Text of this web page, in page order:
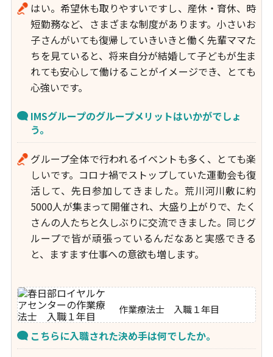
はい。希望休も取りやすいですし、産休・育休、時
短勤務など、さまざまな制度があります。小さいお
子さんがいても復帰していきいきと働く先輩ママた
ちを見ていると、将来自分が結婚して子どもが生ま
れても安心して働けることがイメージでき、とても
心強いです。
IMSグループのグループメリットはいかがでしょ
う。
グループ全体で行われるイベントも多く、とても楽
しいです。コロナ禍でストップしていた運動会も復
活して、先日参加してきました。荒川河川敷に約
5000人が集まって開催され、大盛り上がりで、たく
さんの人たちと久しぶりに交流できました。同じグ
ループで皆が頑張っているんだなあと実感できる
と、ますます仕事への意欲も増します。
作業療法士 入職１年目
こちらに入職された決め手は何でしたか。